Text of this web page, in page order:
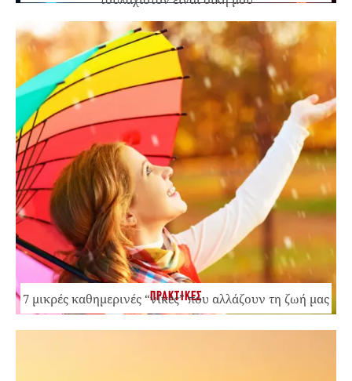
ΠΡΑΚΤΙΚΕΣ
7 μικρές καθημερινές “νίκες” που αλλάζουν τη ζωή μας